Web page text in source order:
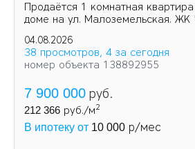
Продаётся 1 комнатная
доме на ул. Малоземельская. ЖК
04.08.2026
38 просмотров, 4 за сегодня
номер объекта 138892955
7 900 000 руб.
212 366 руб./м2
В ипотеку от 10 000 р/мес